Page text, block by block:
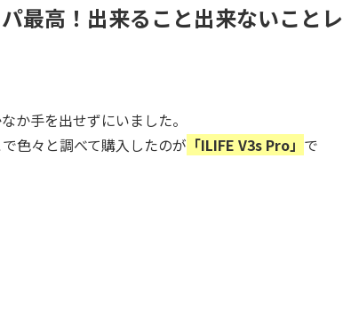
最高！出来ること出来ないことレ
か手を出せずにいました。
色々と調べて購入したのが 「ILIFE V3s Pro」 で